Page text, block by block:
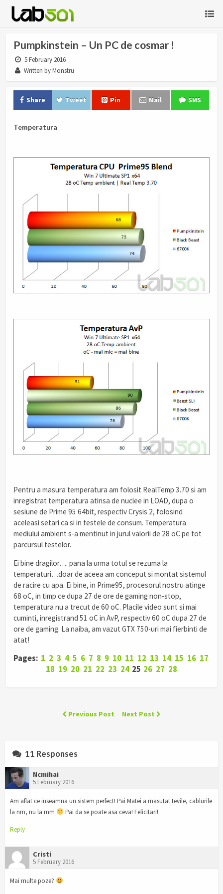
Pumpkinstein – Un PC de cosmar !
5 February 2016
Written by Monstru
Share Tweet Pin Mail SMS
Temperatura
Pentru a masura temperatura am folosit RealTemp 3.70 si am
inregistrat temperatura atinsa de nuclee in LOAD, dupa o
sesiune de Prime 95 64bit, respectiv Crysis 2, folosind
aceleasi setari ca si in testele de consum. Temperatura
mediului ambient s-a mentinut in jurul valorii de 28 oC pe tot
parcursul testelor.
Ei bine dragilor…. pana la urma totul se rezuma la
temperaturi…doar de aceea am conceput si montat sistemul
de racire cu apa. Ei bine, in Prime95, procesorul nostru atinge
68 oC, in timp ce dupa 27 de ore de gaming non-stop,
temperatura nu a trecut de 60 oC. Placile video sunt si mai
cuminti, inregistrand 51 oC in AvP, respectiv 60 oC dupa 27 de
ore de gaming. La naiba, am vazut GTX 750-uri mai fierbinti de
atat!
Pages: 1 2 3 4 5 6 7 8 9 10 11 12 13 14 15 16 17
18 19 20 21 22 23 24 25 26 27 28
Previous Post Next Post
11 Responses
Ncmihai
5 February 2016
Am aflat ce inseamna un sistem perfect! Pai Matei a masutat tevile, cablurile
la nm, nu la mm
Pai da se poate asa ceva! Felicitari!
Reply
Cristi
5 February 2016
Mai multe poze?